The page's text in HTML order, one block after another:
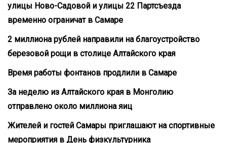
улицы Ново-Садовой и улицы 22 Партсъезда
временно ограничат в Самаре
2 миллиона рублей направили на благоустройство
березовой рощи в столице Алтайского края
Время работы фонтанов продлили в Самаре
За неделю из Алтайского края в Монголию
отправлено около миллиона яиц
Жителей и гостей Самары приглашают на спортивные
мероприятия в День физкультурника